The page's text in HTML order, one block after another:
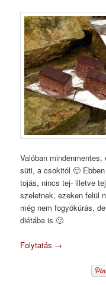
Valóban
süti, a csokitól 🙂
tojás, nincs tej- illetve
szeletnek, ezeken felül
még nem fogyókúrás,
diétába is 🙂
Folytatás →